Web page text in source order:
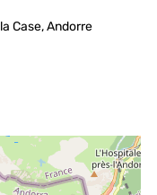
Case, Andorre